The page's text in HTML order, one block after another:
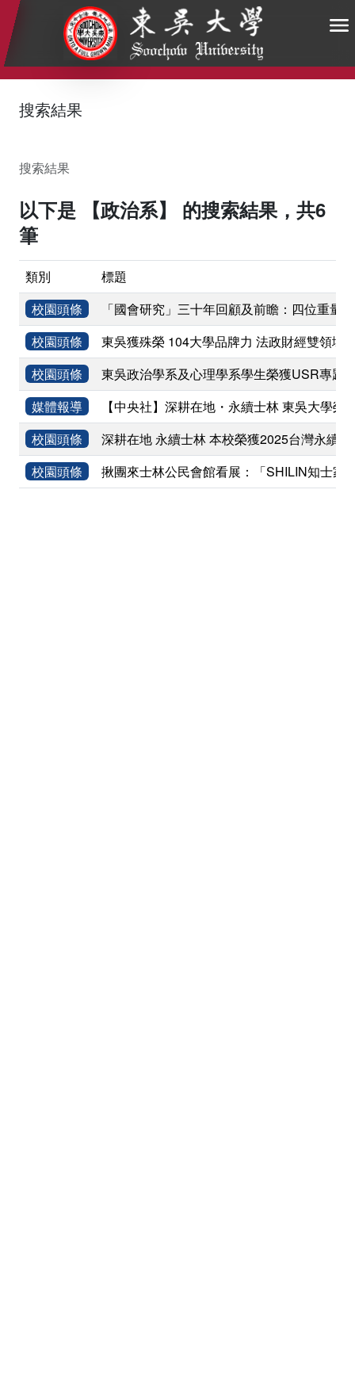
:::
搜索結果
搜索結果
以下是 【政治系】 的搜索結果，共6
筆
類別
標題
校園頭條
「國會研究」三十年回顧及前瞻：四位重量
校園頭條
東吳獲殊榮 104大學品牌力 法政財經雙領域
校園頭條
東吳政治學系及心理學系學生榮獲USR專題
媒體報導
【中央社】深耕在地・永續士林 東吳大學
校園頭條
深耕在地 永續士林 本校榮獲2025台灣永續
校園頭條
揪團來士林公民會館看展：「SHILIN知士